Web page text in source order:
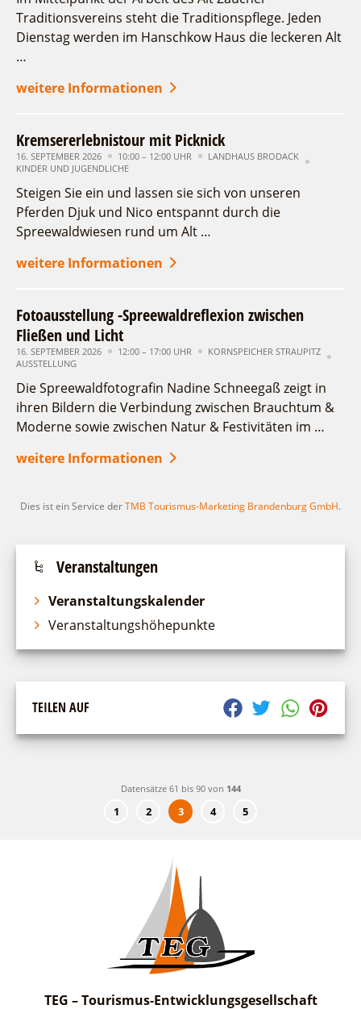
Traditionsvereins steht die Traditionspflege. Jeden
Dienstag werden im Hanschkow Haus die leckeren Alt
…
weitere Informationen
Kremsererlebnistour mit Picknick
16. SEPTEMBER 2026 10:00 – 12:00 UHR
LANDHAUS BRODACK
KINDER UND JUGENDLICHE
Steigen Sie ein und lassen sie sich von unseren
Pferden Djuk und Nico entspannt durch die
Spreewaldwiesen rund um Alt …
weitere Informationen
Fotoausstellung -Spreewaldreflexion zwischen
Fließen und Licht
16. SEPTEMBER 2026 12:00 – 17:00 UHR
KORNSPEICHER STRAUPITZ
AUSSTELLUNG
Die Spreewaldfotografin Nadine Schneegaß zeigt in
ihren Bildern die Verbindung zwischen Brauchtum &
Moderne sowie zwischen Natur & Festivitäten im …
weitere Informationen
Dies ist ein Service derTMB Tourismus-Marketing Brandenburg GmbH.
Veranstaltungen
Veranstaltungskalender
Veranstaltungshöhepunkte
TEILEN AUF
Datensätze 61 bis 90 von 144
1 2 3 4 5
TEG – Tourismus-Entwicklungsgesellschaft